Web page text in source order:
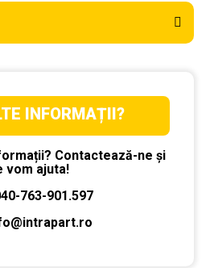
INFORMAȚII?
Contactează-ne și
vom ajuta!
763-901.597